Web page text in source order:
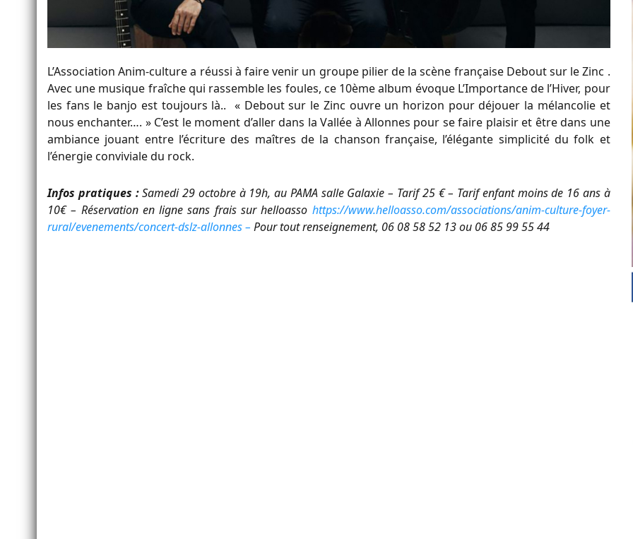
L’Association Anim-culture a réussi à faire venir un groupe pilier de la scène française Debout sur le Zinc .
Avec une musique fraîche qui rassemble les foules, ce 10ème album évoque L’Importance de l’Hiver, pour
les fans le banjo est toujours là.. « Debout sur le Zinc ouvre un horizon pour déjouer la mélancolie et
nous enchanter…. » C’est le moment d’aller dans la Vallée à Allonnes pour se faire plaisir et être dans une
ambiance jouant entre l’écriture des maîtres de la chanson française, l’élégante simplicité du folk et
l’énergie conviviale du rock.
Infos pratiques :Samedi 29 octobre à 19h, au PAMA salle Galaxie – Tarif 25 € – Tarif enfant moins de 16 ans à
10€ – Réservation en ligne sans frais sur helloasso https://www.helloasso.com/associations/anim-culture-foyer-
rural/evenements/concert-dslz-allonnes – Pour tout renseignement, 06 08 58 52 13 ou 06 85 99 55 44